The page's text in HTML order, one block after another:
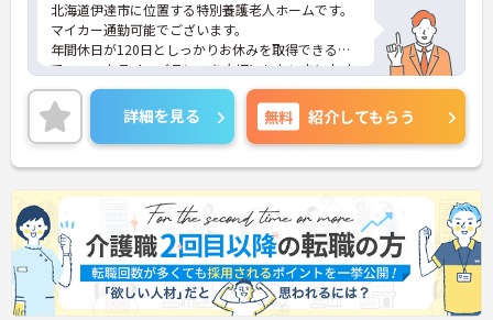
北海道伊達市に位置する特別養護老人ホームです。
マイカー通勤可能でございます。
年間休日が120日としっかりお休みを取得できるの
で、ワークライフバランスを大切にしたい方におす
すめです。
昇給や賞与制度があり頑張りが評価されてしっかり
と職員に還元されます。
ご興味のある方には、面接対策ポイントなど、さら
に詳細をお話しいたしますのでお気軽にご相談くだ
さい！
詳細を見る 無料 紹介してもらう